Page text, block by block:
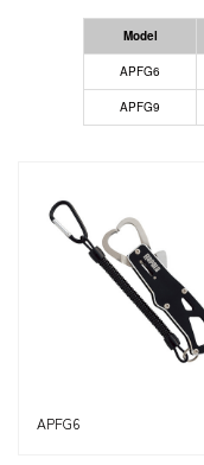
Model
APFG6
APFG9
APFG6